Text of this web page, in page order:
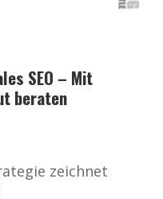
SEO – Mit
beraten
zeichnet